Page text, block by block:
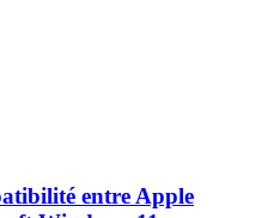
entre Apple